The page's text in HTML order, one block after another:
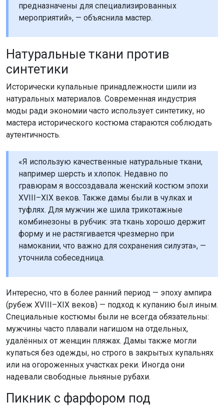
предназначены для специализированных
мероприятий», — объяснила мастер.
Натуральные ткани против
синтетики
Исторически купальные принадлежности шили из
натуральных материалов. Современная индустрия
моды ради экономии часто использует синтетику, но
мастера исторического костюма стараются соблюдать
аутентичность.
«Я использую качественные натуральные ткани,
например шерсть и хлопок. Недавно по
гравюрам я воссоздавала женский костюм эпохи
XVIII–XIX веков. Также дамы были в чулках и
туфлях. Для мужчин же шила трикотажные
комбинезоны в рубчик: эта ткань хорошо держит
форму и не растягивается чрезмерно при
намокании, что важно для сохранения силуэта», —
уточнила собеседница.
Интересно, что в более ранний период — эпоху ампира
(рубеж XVIII–XIX веков) — подход к купанию был иным.
Специальные костюмы были не всегда обязательны:
мужчины часто плавали нагишом на отдельных,
удалённых от женщин пляжах. Дамы также могли
купаться без одежды, но строго в закрытых купальнях
или на огороженных участках реки. Иногда они
надевали свободные льняные рубахи.
Пикник с фарфором под